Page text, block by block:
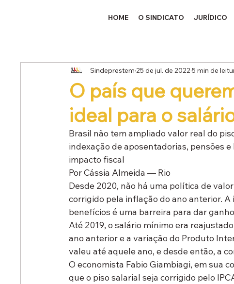
HOME O SINDICATO JURÍDICO
O país que
ideal para o
Sindeprestem 25 de jul. de 2022 5 min de
Brasil não tem ampliado valor real do
indexação de aposentadorias, pensões
impacto fiscal
Por Cássia Almeida — Rio
Desde 2020, não há uma política de
corrigido pela inflação do ano anterior.
benefícios é uma barreira para dar
Até 2019, o salário mínimo era
ano anterior e a variação do Produto
valeu até aquele ano, e desde então, a
O economista Fabio Giambiagi, em sua
que o piso salarial seja corrigido pelo